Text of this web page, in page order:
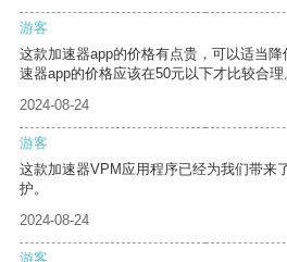
游客
这款加速器app的价格有点贵，可以适当
速器app的价格应该在50元以下才比较合理
2024-08-24
游客
这款加速器VPM应用程序已经为我们带来
护。
2024-08-24
游客